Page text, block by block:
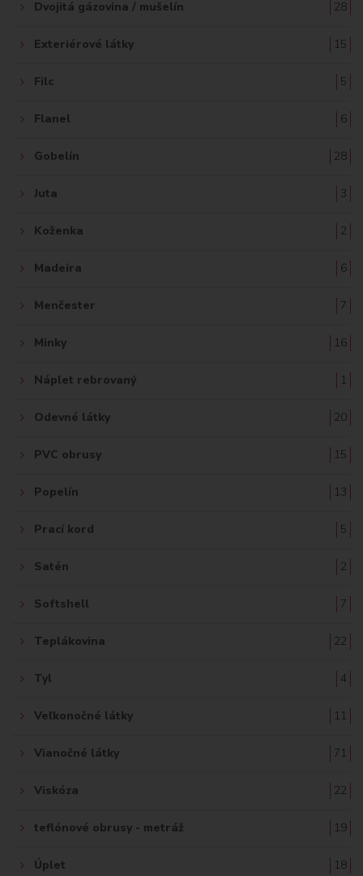
Dvojitá gázovina / mušelín 28
Exteriérové látky 15
Filc 5
Flanel 6
Gobelín 28
Juta 3
Koženka 2
Madeira 6
Menčester 7
Minky 16
Náplet rebrovaný 1
Odevné látky 20
PVC obrusy 15
Popelín 13
Prací kord 5
Satén 2
Softshell 7
Teplákovina 22
Tyl 4
Veľkonočné látky 11
Vianočné látky 71
Viskóza 22
teflónové obrusy - metráž 19
Úplet 18